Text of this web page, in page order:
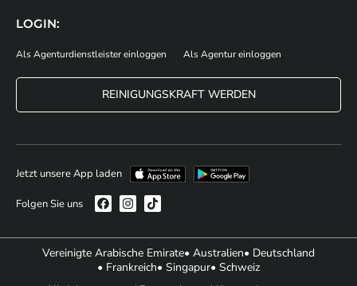
LOGIN:
Als Agenturdienstleister einloggen Als Agentur einloggen
REINIGUNGSKRAFT WERDEN
Jetzt unsere App laden
Folgen Sie uns
Vereinigte Arabische Emirate• Australien• Deutschland
• Frankreich• Singapur• Schweiz